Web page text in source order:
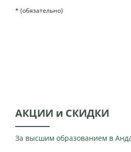
* (обязательно)
АКЦИИ и СКИДКИ
За высшим образованием в